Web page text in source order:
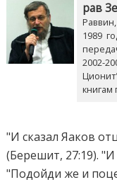
рав
1989
2002-
книгам
"И сказал Яаков
(Берешит, 27:19).
"Подойди же и